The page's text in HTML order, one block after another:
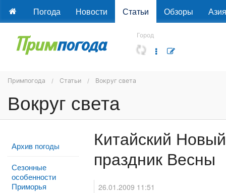
Погода Новости Статьи Обзоры Азия
Город
Примпогода Статьи Вокруг света
Вокруг света
Архив погоды
Сезонные
особенности
Приморья
Китайский
праздник Весны
26.01.2009 11:51